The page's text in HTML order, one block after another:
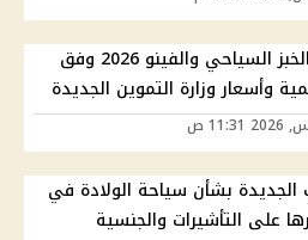
سعر رغيف الخبز السياحي والفينو 2026 وفق
وأسعار وزارة التموين الجديدة
الجديدة بشأن سياحة الولادة في
على التأشيرات والجنسية